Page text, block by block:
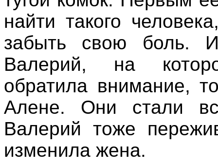
найти такого
забыть свою боль.
Валерий, на
обратила внимание,
Алене. Они стали
Валерий тоже
изменила жена.